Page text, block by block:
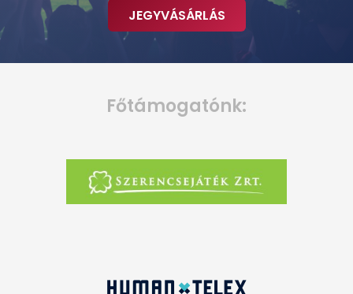
JEGYVÁSÁRLÁS
Főtámogatónk: